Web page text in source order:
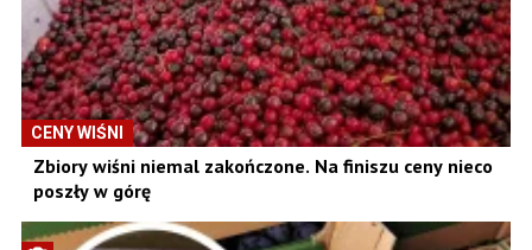
CENY WIŚNI
Zbiory wiśni niemal zakończone. Na finiszu ceny nieco
poszły w górę